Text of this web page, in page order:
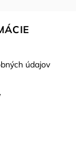
údajov